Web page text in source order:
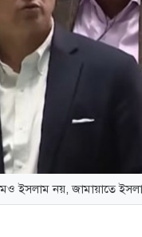
ইসলাম নয়, জামায়াতে ইসলামও